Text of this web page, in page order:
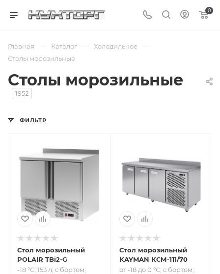
0
Главная — Каталог — Холодильное —
Столы морозильные
Столы морозильные
1952
ФИЛЬТР
Подпись к товару
-18 °С; 153 л; с
бортом; рабочая
двери; 220 В
Стол морозильный
POLAIR TBi2-G
-18 °С; 153 л; с бортом;
от -18 до 0 °С; с
бортом; рабочая
поверхность -
нерж. сталь; 3
двери; 220 В
Стол морозильный
KAYMAN КСМ-111/70
от -18 до 0 °С; с бортом;